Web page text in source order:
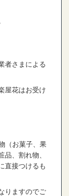
者さまによる
屋花はお受け
（お菓子、果
品、割れ物、
直接つけるも
りますのでご